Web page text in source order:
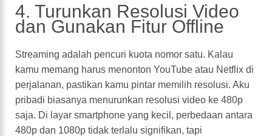
4. Turunkan Resolusi Video
dan Gunakan Fitur Offline
Streaming adalah pencuri kuota nomor satu. Kalau
kamu memang harus menonton YouTube atau Netflix di
perjalanan, pastikan kamu pintar memilih resolusi. Aku
pribadi biasanya menurunkan resolusi video ke 480p
saja. Di layar smartphone yang kecil, perbedaan antara
480p dan 1080p tidak terlalu signifikan, tapi